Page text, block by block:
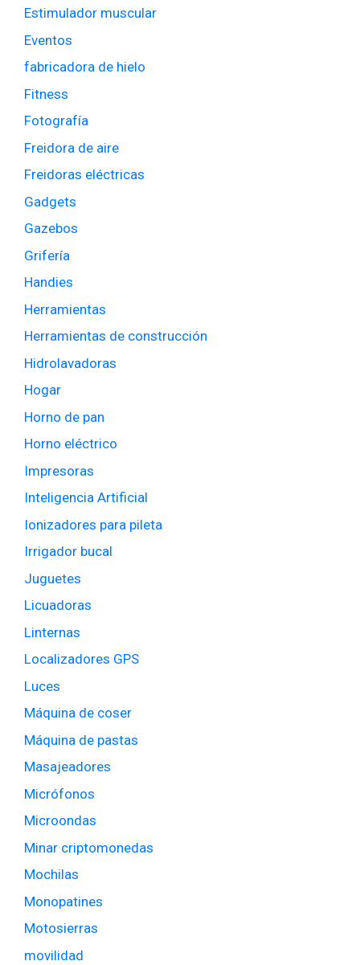
Estimulador muscular
Eventos
fabricadora de hielo
Fitness
Fotografía
Freidora de aire
Freidoras eléctricas
Gadgets
Gazebos
Grifería
Handies
Herramientas
Herramientas de construcción
Hidrolavadoras
Hogar
Horno de pan
Horno eléctrico
Impresoras
Inteligencia Artificial
Ionizadores para pileta
Irrigador bucal
Juguetes
Licuadoras
Linternas
Localizadores GPS
Luces
Máquina de coser
Máquina de pastas
Masajeadores
Micrófonos
Microondas
Minar criptomonedas
Mochilas
Monopatines
Motosierras
movilidad